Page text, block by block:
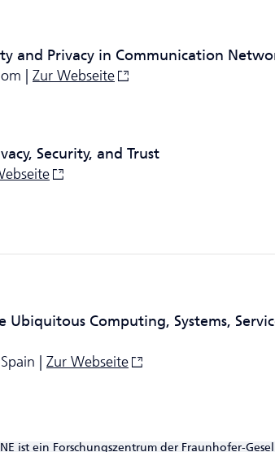
and Privacy in Communication
| Zur Webseite
Security, and Trust
Computing, Systems,
| Zur Webseite
ist ein Forschungszentrum der Fraunhofer-